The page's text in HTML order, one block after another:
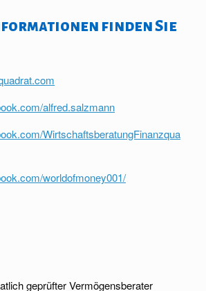
finden Sie
alfred.salzmann
WirtschaftsberatungFinanzqua
worldofmoney001/
geprüfter Vermögensberater